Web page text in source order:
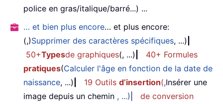
police en gras/italique/barré...) ...
… et bien plus encore… et plus encore:
(,)Supprimer des caractères spécifiques, ...)
50+Typesde graphiques(, ...)
40+ Formules
pratiques(Calculer l'âge en fonction de la date de
naissance, ...) 19 Outils d’insertion(,Insérer une
image depuis un chemin , ...)
de conversion